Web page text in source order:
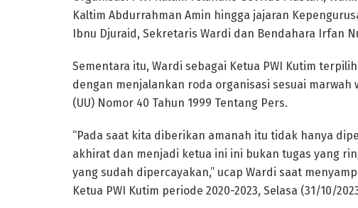
Kaltim Abdurrahman Amin hingga jajaran
Ibnu Djuraid, Sekretaris Wardi dan Bendahara Irfan
Sementara itu, Wardi sebagai Ketua PWI Kutim
dengan menjalankan roda organisasi sesuai
(UU) Nomor 40 Tahun 1999 Tentang Pers.
“Pada saat kita diberikan amanah itu tidak hanya
akhirat dan menjadi ketua ini ini bukan tugas yang
yang sudah dipercayakan,” ucap Wardi saat
Ketua PWI Kutim periode 2020-2023, Selasa (31/10/